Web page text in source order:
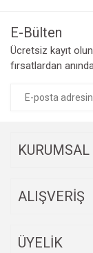
E-Bülten
Ücretsiz kayıt
fırsatlardan
KURUMSAL
ALIŞVERİŞ
ÜYELİK